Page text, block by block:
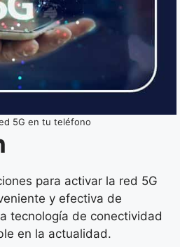
5G en tu teléfono
para activar la red 5G
y efectiva de
tecnología de conectividad
en la actualidad.